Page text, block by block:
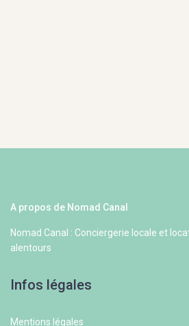
A propos de Nomad Canal
Nomad Canal : Conciergerie locale et
alentours
Infos légales
Mentions légales